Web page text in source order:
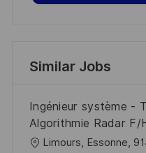
Similar Jobs
Ingénieur système -
Algorithmie Radar F/
L
Limours, Essonne,